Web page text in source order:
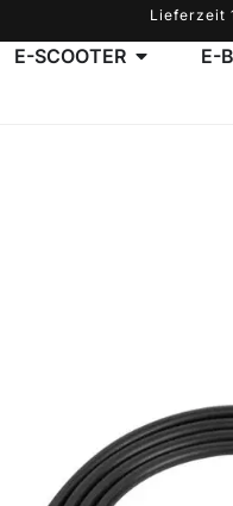
Lieferzeit
E-SCOOTER E-